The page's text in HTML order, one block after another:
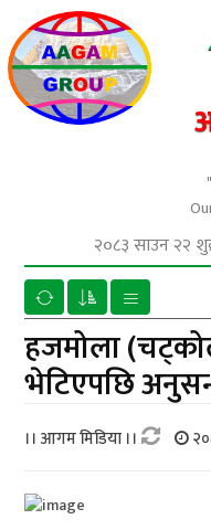
२०८३ साउन २२
हजमोला
भेटिएपछि
।। आगम मिडिया ।।